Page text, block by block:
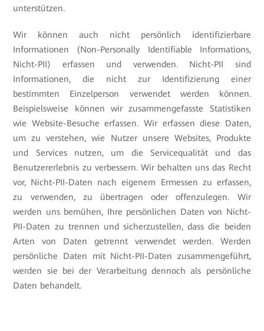
unterstützen.
Wir können auch nicht persönlich identifizierbare
Informationen (Non-Personally Identifiable Informations,
Nicht-PII) erfassen und verwenden. Nicht-PII sind
Informationen, die nicht zur Identifizierung einer
bestimmten Einzelperson verwendet werden können.
Beispielsweise können wir zusammengefasste Statistiken
wie Website-Besuche erfassen. Wir erfassen diese Daten,
um zu verstehen, wie Nutzer unsere Websites, Produkte
und Services nutzen, um die Servicequalität und das
Benutzererlebnis zu verbessern. Wir behalten uns das Recht
vor, Nicht-PII-Daten nach eigenem Ermessen zu erfassen,
zu verwenden, zu übertragen oder offenzulegen. Wir
werden uns bemühen, Ihre persönlichen Daten von Nicht-
PII-Daten zu trennen und sicherzustellen, dass die beiden
Arten von Daten getrennt verwendet werden. Werden
persönliche Daten mit Nicht-PII-Daten zusammengeführt,
werden sie bei der Verarbeitung dennoch als persönliche
Daten behandelt.